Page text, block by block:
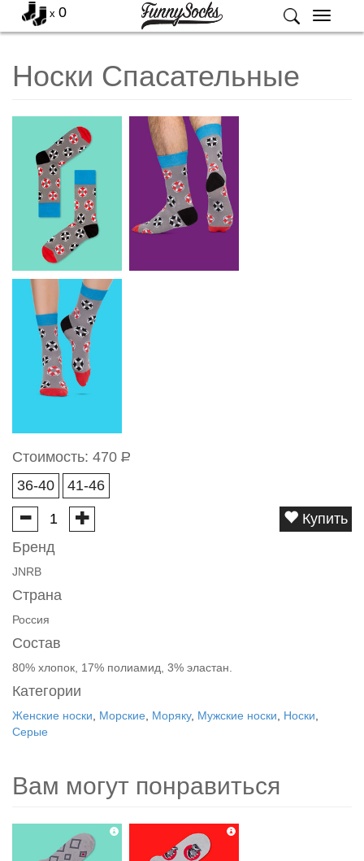
Меню
x 0
Носки Спасательные
Стоимость: 470 Р
36-40
41-46
Купить
Бренд
JNRB
Страна
Россия
Состав
80% хлопок, 17% полиамид, 3% эластан.
Категории
Женские носки Морские Моряку, Мужские носки Носки
Серые
Вам могут понравиться